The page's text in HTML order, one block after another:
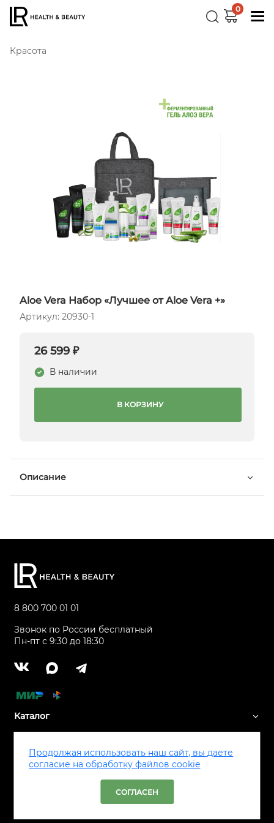
0
Красота
Aloe Vera Набор «Лучшее от Aloe Vera +»
Артикул: 20930-1
26 599 ₽
В наличии
В КОРЗИНУ
Описание
Продолжая использовать наш сайт, вы даете
согласие на обработку файлов cookie
СОГЛАСЕН
8 800 700 01 01
Звонок по России бесплатный
Пн-пт с 9:30 до 18:30
Каталог
Все права защищены ® LR Health & Beauty, 2026
Техническое сопровождение сайта